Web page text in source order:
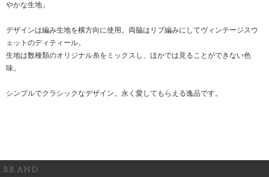
やかな生地」
デザインは編み生地を横方向に使用。両脇はリブ編みにしてヴィンテージスウ
ェットのディティール。
生地は数種類のオリジナル糸をミックスし、ほかでは見ることができない色
味。
シンプルでクラシックなデザイン。永く愛してもらえる逸品です。
BRAND